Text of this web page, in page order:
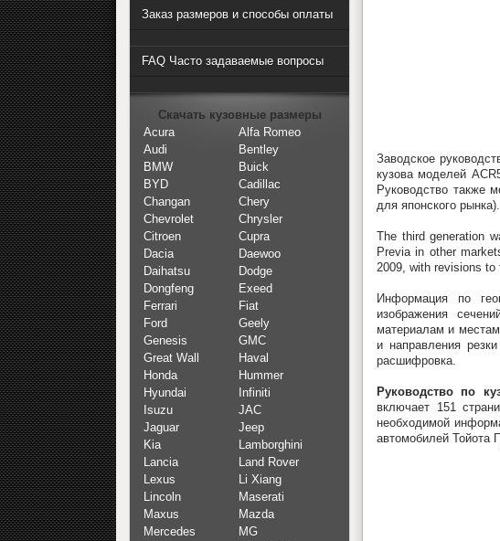
Заводское
кузова моделей
Руководство также
для японского рынка).
The third generation
Previa in other
2009, with revisions to
Информация по
изображения
материалам и
и направления
расшифровка.
Руководство по
включает 151
необходимой
автомобилей Тойота
Заказ размеров и способы оплаты
FAQ Часто задаваемые вопросы
Скачать кузовные размеры
Acura
Alfa Romeo
Audi
Bentley
BMW
Buick
BYD
Cadillac
Changan
Chery
Chevrolet
Chrysler
Citroen
Cupra
Dacia
Daewoo
Daihatsu
Dodge
Dongfeng
Exeed
Ferrari
Fiat
Ford
Geely
Genesis
GMC
Great Wall
Haval
Honda
Hummer
Hyundai
Infiniti
Isuzu
JAC
Jaguar
Jeep
Kia
Lamborghini
Lancia
Land Rover
Lexus
Li Xiang
Lincoln
Maserati
Maxus
Mazda
Mercedes
MG